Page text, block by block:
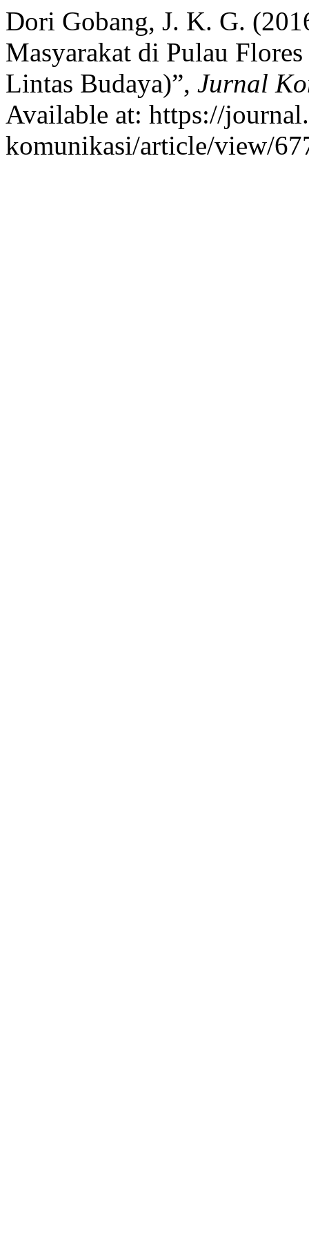
Dori Gobang, J. K. G.
Masyarakat di Pulau
Lintas Budaya)”, Jurnal
Available at: https://
komunikasi/article/view/